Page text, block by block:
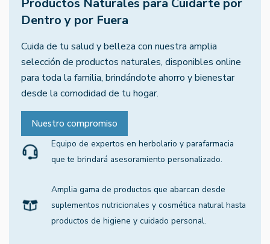
Dentro y por Fuera
Cuida de tu salud y belleza con nuestra amplia
selección de productos naturales, disponibles online
para toda la familia, brindándote ahorro y bienestar
desde la comodidad de tu hogar.
Nuestro compromiso
Equipo de expertos en herbolario y parafarmacia
que te brindará asesoramiento personalizado.
Amplia gama de productos que abarcan desde
suplementos nutricionales y cosmética natural hasta
productos de higiene y cuidado personal.